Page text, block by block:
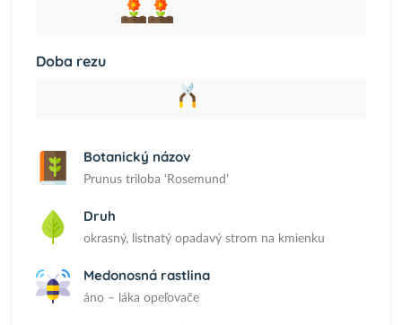
Doba rezu
Botanický názov
Prunus triloba ‘Rosemund’
Druh
okrasný, listnatý opadavý strom na kmienku
Medonosná rastlina
áno – láka opeľovače